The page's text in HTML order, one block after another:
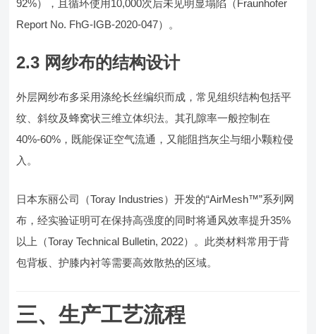
92%），且循环使用10,000次后未见明显塌陷（Fraunhofer
Report No. FhG-IGB-2020-047）。
2.3 网纱布的结构设计
外层网纱布多采用涤纶长丝编织而成，常见组织结构包括平
纹、斜纹及蜂窝状三维立体织法。其孔隙率一般控制在
40%-60%，既能保证空气流通，又能阻挡灰尘与细小颗粒侵
入。
日本东丽公司（Toray Industries）开发的“AirMesh™”系列网
布，经实验证明可在保持高强度的同时将通风效率提升35%
以上（Toray Technical Bulletin, 2022）。此类材料常用于背
包背板、护膝内衬等需要高效散热的区域。
三、生产工艺流程